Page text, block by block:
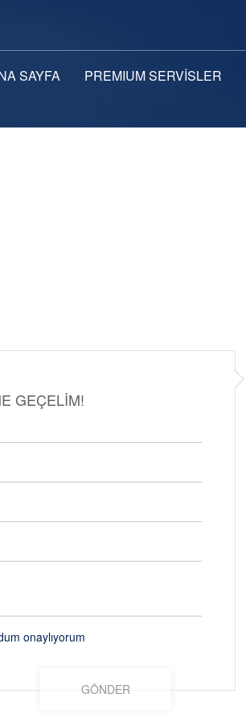
SAYFA PREMIUM SERVİSLER
GEÇELİM!
onaylıyorum
GÖNDER